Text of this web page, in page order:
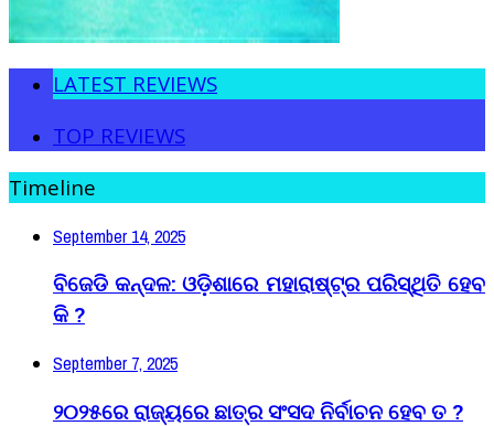
LATEST REVIEWS
TOP REVIEWS
Timeline
September 14, 2025
ବିଜେଡି କନ୍ଦଳ: ଓଡ଼ିଶାରେ ମହାରାଷ୍ଟ୍ର ପରିସ୍ଥିତି ହେବ
କି ?
September 7, 2025
୨୦୨୫ରେ ରାଜ୍ୟରେ ଛାତ୍ର ସଂସଦ ନିର୍ବାଚନ ହେବ ତ ?